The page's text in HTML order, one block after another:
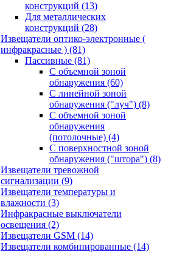
конструкций (13)
Для металлических
конструкций (28)
Извещатели оптико-электронные (
инфракрасные ) (81)
Пассивные (81)
С объемной зоной
обнаружения (60)
С линейной зоной
обнаружения ("луч") (8)
С объемной зоной
обнаружения
(потолочные) (4)
С поверхностной зоной
обнаружения ("штора") (8)
Извещатели тревожной
сигнализации (9)
Извещатели температуры и
влажности (3)
Инфракрасные выключатели
освещения (2)
Извещатели GSM (14)
Извещатели комбинированные (14)